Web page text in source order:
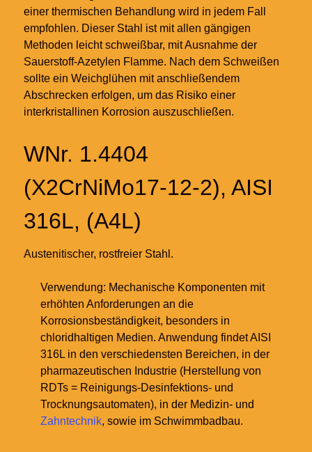
einer thermischen Behandlung wird in jedem Fall
empfohlen. Dieser Stahl ist mit allen gängigen
Methoden leicht schweißbar, mit Ausnahme der
Sauerstoff-Azetylen Flamme. Nach dem Schweißen
sollte ein Weichglühen mit anschließendem
Abschrecken erfolgen, um das Risiko einer
interkristallinen Korrosion auszuschließen.
WNr. 1.4404
(X2CrNiMo17-12-2), AISI
316L, (A4L)
Austenitischer, rostfreier Stahl.
Verwendung: Mechanische Komponenten mit
erhöhten Anforderungen an die
Korrosionsbeständigkeit, besonders in
chloridhaltigen Medien. Anwendung findet AISI
316L in den verschiedensten Bereichen, in der
pharmazeutischen Industrie (Herstellung von
RDTs = Reinigungs-Desinfektions- und
Trocknungsautomaten), in der Medizin- und
Zahntechnik, sowie im Schwimmbadbau.